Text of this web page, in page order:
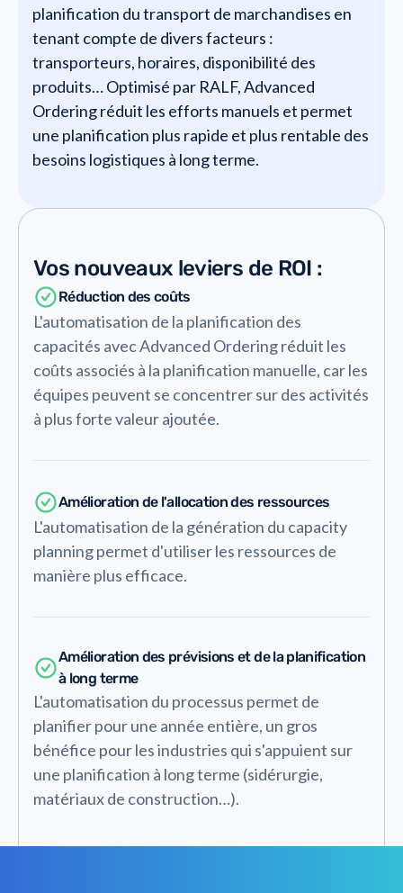
planification du transport de marchandises en
tenant compte de divers facteurs :
transporteurs, horaires, disponibilité des
produits… Optimisé par RALF, Advanced
Ordering réduit les efforts manuels et permet
une planification plus rapide et plus rentable des
besoins logistiques à long terme.
Vos nouveaux leviers de ROI :
Réduction des coûts
L'automatisation de la planification des
capacités avec Advanced Ordering réduit les
coûts associés à la planification manuelle, car les
équipes peuvent se concentrer sur des activités
à plus forte valeur ajoutée.
Amélioration de l'allocation des ressources
L'automatisation de la génération du capacity
planning permet d'utiliser les ressources de
manière plus efficace.
Amélioration des prévisions et de la planification
à long terme
L'automatisation du processus permet de
planifier pour une année entière, un gros
bénéfice pour les industries qui s'appuient sur
une planification à long terme (sidérurgie,
matériaux de construction…).